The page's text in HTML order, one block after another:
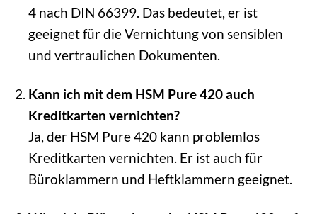
4 nach DIN 66399. Das bedeutet, er ist
geeignet für die Vernichtung von sensiblen
und vertraulichen Dokumenten.
Kann ich mit dem HSM Pure 420 auch
Kreditkarten vernichten?
Ja, der HSM Pure 420 kann problemlos
Kreditkarten vernichten. Er ist auch für
Büroklammern und Heftklammern geeignet.